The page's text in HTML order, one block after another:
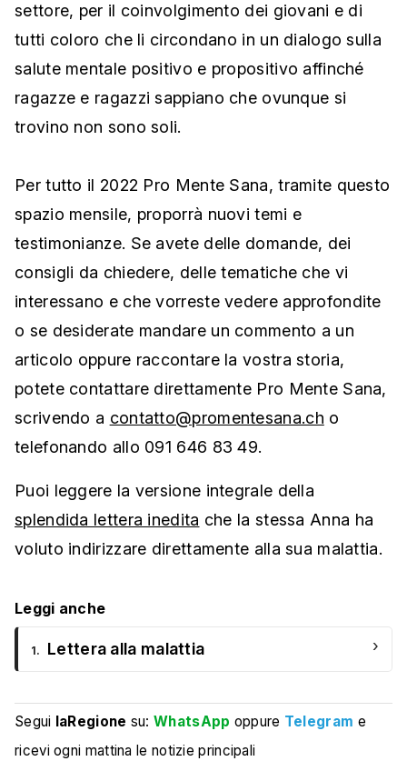
settore, per il coinvolgimento dei giovani e di
tutti coloro che li circondano in un dialogo sulla
salute mentale positivo e propositivo affinché
ragazze e ragazzi sappiano che ovunque si
trovino non sono soli.
Per tutto il 2022 Pro Mente Sana, tramite questo
spazio mensile, proporrà nuovi temi e
testimonianze. Se avete delle domande, dei
consigli da chiedere, delle tematiche che vi
interessano e che vorreste vedere approfondite
o se desiderate mandare un commento a un
articolo oppure raccontare la vostra storia,
potete contattare direttamente Pro Mente Sana,
scrivendo a contatto@promentesana.ch o
telefonando allo 091 646 83 49.
Puoi leggere la versione integrale della
splendida lettera inedita che la stessa Anna ha
voluto indirizzare direttamente alla sua malattia.
Leggi anche
1. Lettera alla malattia ›
Segui laRegione su:WhatsApp oppure Telegram e
ricevi ogni mattina le notizie principali